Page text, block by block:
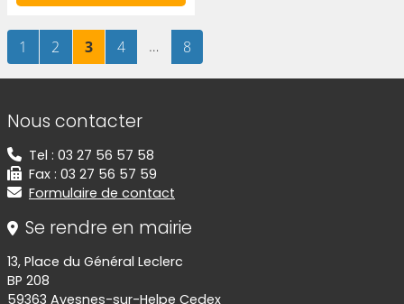
Page
1 sur 8Page
2 sur 8Page
3sur 8Page
4sur 8
… Page
8sur 8
Informations de contact
Nous contacter
Tel : 03 27 56 57 58
Fax : 03 27 56 57 59
Formulaire de contact
Se rendre en mairie
13, Place du Général Leclerc
BP 208
59363 Avesnes-sur-Helpe Cedex